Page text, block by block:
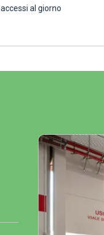
accessi al giorno